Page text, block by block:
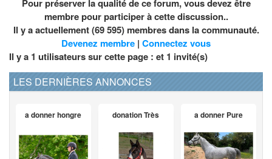
Pour préserver la qualité de ce forum, vous devez être
membre pour participer à cette discussion..
Il y a actuellement (69 595) membres dans la communauté.
Devenez membre | Connectez vous
Il y a 1 utilisateurs sur cette page : et 1 invité(s)
LES DERNIÈRES ANNONCES
a donner hongre donation Très a donner Pure